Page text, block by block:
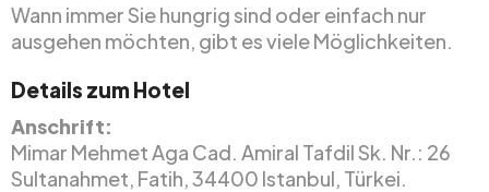
Wann immer Sie hungrig sind oder einfach nur
ausgehen möchten, gibt es viele Möglichkeiten.
Details zum Hotel
Anschrift:
Mimar Mehmet Aga Cad. Amiral Tafdil Sk. Nr.: 26
Sultanahmet, Fatih, 34400 Istanbul, Türkei.